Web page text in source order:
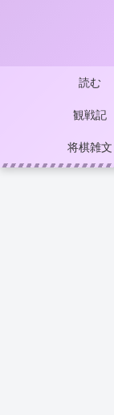
読む
観戦記
将棋雑文